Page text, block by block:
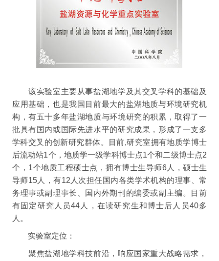
该实验室主要从事盐湖地学及其交叉学科的基础及
应用基础，也是我国目前最大的盐湖地质与环境研究机
构，有五十多年盐湖地质与环境研究的积累，取得了一
批具有国内或国际先进水平的研究成果，形成了一支多
学科交叉的创新研究群体。目前,研究室拥有地质学博士
后流动站1个，地质学一级学科博士点1个和二级博士点2
个，1个地质工程硕士点，拥有博士生导师6人，硕士生
导师15人，有12人次担任国内各类学术机构的理事、常
务理事或副理事长、国内外期刊的编委或副主编。目前
有固定研究人员44人，在读研究生和博士后人员40多
人。
实验室定位：
聚焦盐湖地学科技前沿，响应国家重大战略需求，